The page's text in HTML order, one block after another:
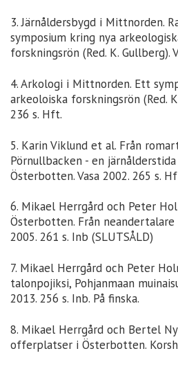
3. Järnåldersbygd i Mittnorden.
symposium kring nya
forskningsrön (Red. K. Gullberg).
4. Arkologi i Mittnorden. Ett
arkeoloiska forskningsrön (Red.
236 s. Hft.
5. Karin Viklund et al. Från
Pörnullbacken - en
Österbotten. Vasa 2002. 265 s.
6. Mikael Herrgård och Peter
Österbotten. Från neandertalare
2005. 261 s. Inb (SLUTSÅLD)
7. Mikael Herrgård och Peter
talonpojiksi, Pohjanmaan
2013. 256 s. Inb. På finska.
8. Mikael Herrgård och Bertel
offerplatser i Österbotten.